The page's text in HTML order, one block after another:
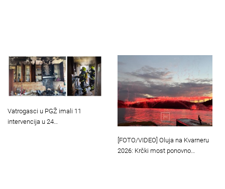
Vatrogasci u PGŽ imali 11
intervencija u 24…
[FOTO/VIDEO] Oluja na Kvarneru
2026: Krčki most ponovno…